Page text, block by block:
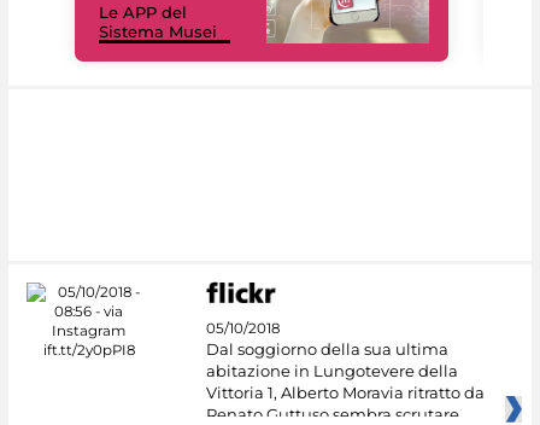
Le APP del
Sistema Musei
05/10/2018
Dal soggiorno della sua ultima
abitazione in Lungotevere della
Vittoria 1, Alberto Moravia ritratto da
Renato Guttuso sembra scrutare